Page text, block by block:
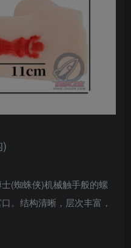
(蜘蛛侠)机械触手般的螺
。结构清晰，层次丰富，